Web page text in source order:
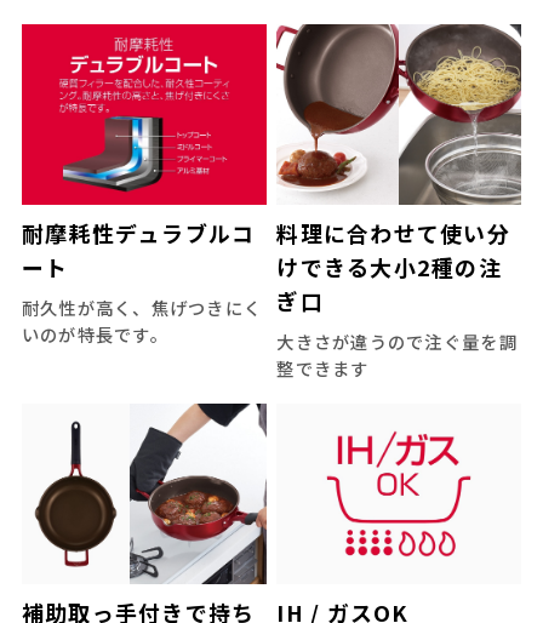
耐摩耗性デュラブルコ
ート
耐久性が高く、焦げつきにく
いのが特長です。
料理に合わせて使い分
けできる大小2種の注
ぎ口
大きさが違うので注ぐ量を調
整できます
補助取っ手付きで持ち IH / ガスOK